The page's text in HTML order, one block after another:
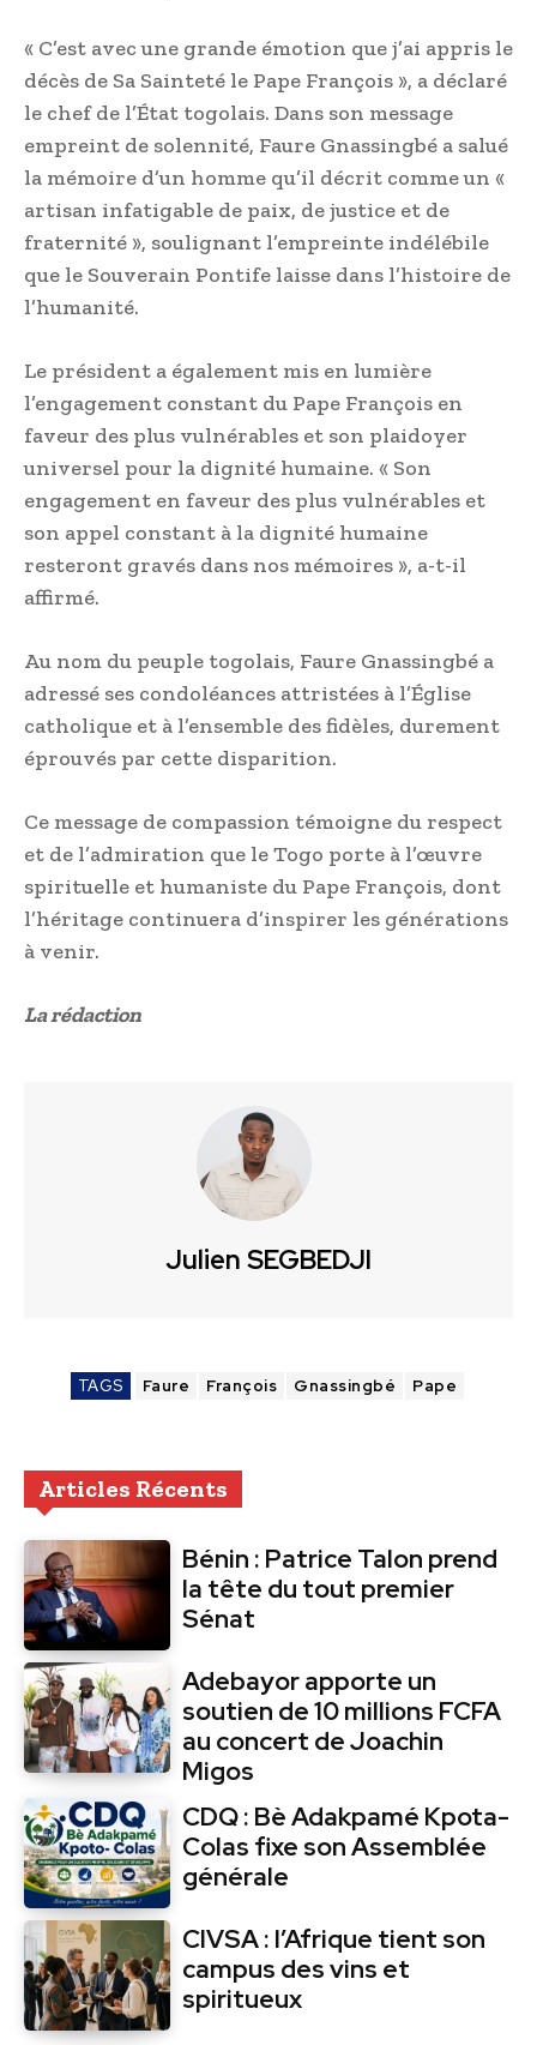
« C’est avec une grande émotion que j’ai appris le
décès de Sa Sainteté le Pape François », a déclaré
le chef de l’État togolais. Dans son message
empreint de solennité, Faure Gnassingbé a salué
la mémoire d’un homme qu’il décrit comme un «
artisan infatigable de paix, de justice et de
fraternité », soulignant l’empreinte indélébile
que le Souverain Pontife laisse dans l’histoire de
l’humanité.
Le président a également mis en lumière
l’engagement constant du Pape François en
faveur des plus vulnérables et son plaidoyer
universel pour la dignité humaine. « Son
engagement en faveur des plus vulnérables et
son appel constant à la dignité humaine
resteront gravés dans nos mémoires », a-t-il
affirmé.
Au nom du peuple togolais, Faure Gnassingbé a
adressé ses condoléances attristées à l’Église
catholique et à l’ensemble des fidèles, durement
éprouvés par cette disparition.
Ce message de compassion témoigne du respect
et de l’admiration que le Togo porte à l’œuvre
spirituelle et humaniste du Pape François, dont
l’héritage continuera d’inspirer les générations
à venir.
La rédaction
Julien SEGBEDJI
TAGS Faure François Gnassingbé Pape
Articles Récents
Bénin : Patrice Talon prend
la tête du tout premier
Sénat
Adebayor apporte un
soutien de 10 millions FCFA
au concert de Joachin
Migos
CDQ : Bè Adakpamé Kpota-
Colas fixe son Assemblée
générale
CIVSA : l’Afrique tient son
campus des vins et
spiritueux